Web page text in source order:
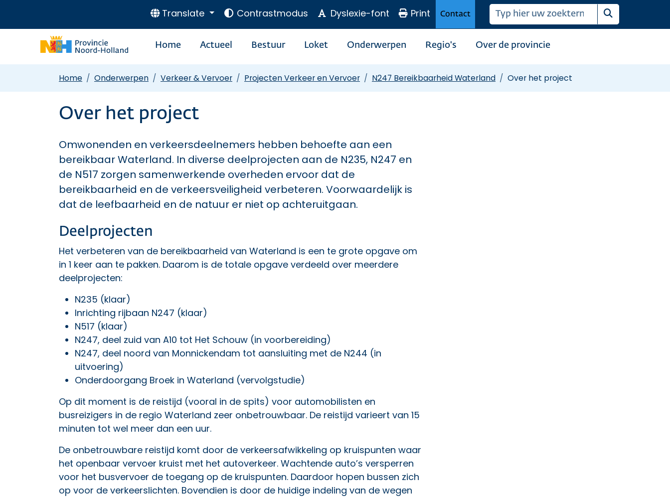
Translate Contrastmodus Dyslexie-font Print Contact
Zoeken
Home Actueel Bestuur Loket Onderwerpen Regio's Over de provincie
Home Onderwerpen Verkeer & Vervoer Projecten Verkeer en Vervoer N247 Bereikbaarheid Waterland Over het project
Over het project
Omwonenden en verkeersdeelnemers hebben behoefte aan een
bereikbaar Waterland. In diverse deelprojecten aan de N235, N247 en
de N517 zorgen samenwerkende overheden ervoor dat de
bereikbaarheid en de verkeersveiligheid verbeteren. Voorwaardelijk is
dat de leefbaarheid en de natuur er niet op achteruitgaan.
Deelprojecten
Het verbeteren van de bereikbaarheid van Waterland is een te grote opgave om
in 1 keer aan te pakken. Daarom is de totale opgave verdeeld over meerdere
deelprojecten:
N235 (klaar)
Inrichting rijbaan N247 (klaar)
N517 (klaar)
N247, deel zuid van A10 tot Het Schouw (in voorbereiding)
N247, deel noord van Monnickendam tot aansluiting met de N244 (in
uitvoering)
Onderdoorgang Broek in Waterland (vervolgstudie)
Op dit moment is de reistijd (vooral in de spits) voor automobilisten en
busreizigers in de regio Waterland zeer onbetrouwbaar. De reistijd varieert van 15
minuten tot wel meer dan een uur.
De onbetrouwbare reistijd komt door de verkeersafwikkeling op kruispunten waar
het openbaar vervoer kruist met het autoverkeer. Wachtende auto’s versperren
voor het busvervoer de toegang op de kruispunten. Daardoor hopen bussen zich
op voor de verkeerslichten. Bovendien is door de huidige indeling van de wegen